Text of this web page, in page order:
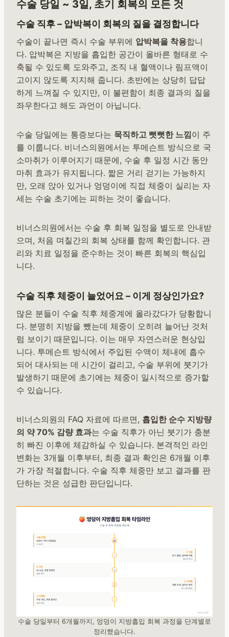
수술 당일 ~ 3일, 초기 회복의 모든 것
수술 직후 – 압박복이 회복의 질을 결정합니다
수술이 끝나면 즉시 수술 부위에 압박복을 착용합니
다. 압박복은 지방을 흡입한 공간이 올바른 형태로 수
축될 수 있도록 도와주고, 조직 내 혈액이나 림프액이
고이지 않도록 지지해 줍니다. 초반에는 상당히 답답
하게 느껴질 수 있지만, 이 불편함이 최종 결과의 질을
좌우한다고 해도 과언이 아닙니다.
수술 당일에는 통증보다는 묵직하고 뻣뻣한 느낌이 주
를 이룹니다. 비너스의원에서는 투메슨트 방식으로 국
소마취가 이루어지기 때문에, 수술 후 일정 시간 동안
마취 효과가 유지됩니다. 짧은 거리 걷기는 가능하지
만, 오래 앉아 있거나 엉덩이에 직접 체중이 실리는 자
세는 수술 초기에는 피하는 것이 좋습니다.
비너스의원에서는 수술 후 회복 일정을 별도로 안내받
으며, 처음 며칠간의 회복 상태를 함께 확인합니다. 관
리와 치료 일정을 준수하는 것이 빠른 회복의 핵심입
니다.
수술 직후 체중이 늘었어요 – 이게 정상인가요?
많은 분들이 수술 직후 체중계에 올라갔다가 당황합니
다. 분명히 지방을 뺐는데 체중이 오히려 늘어난 것처
럼 보이기 때문입니다. 이는 매우 자연스러운 현상입
니다. 투메슨트 방식에서 주입된 수액이 체내에 흡수
되어 대사되는 데 시간이 걸리고, 수술 부위에 붓기가
발생하기 때문에 초기에는 체중이 일시적으로 증가할
수 있습니다.
비너스의원의 FAQ 자료에 따르면, 흡입한 순수 지방량
의 약 70% 감량 효과는 수술 직후가 아닌 붓기가 충분
히 빠진 이후에 체감하실 수 있습니다. 본격적인 라인
변화는 3개월 이후부터, 최종 결과 확인은 6개월 이후
가 가장 적절합니다. 수술 직후 체중만 보고 결과를 판
단하는 것은 성급한 판단입니다.
수술 당일부터 6개월까지, 엉덩이 지방흡입 회복 과정을 단계별로
정리했습니다.